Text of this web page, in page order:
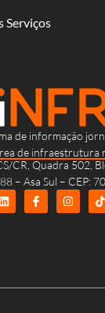
de informação
de infraestrutura
CR, Quadra 502,
– Asa Sul – CEP:
Serviços